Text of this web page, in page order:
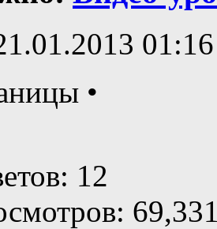
01:16
•
12